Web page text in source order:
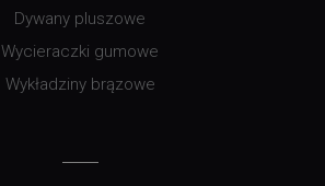
Dywany pluszowe
Wycieraczki gumowe
Wykładziny brązowe